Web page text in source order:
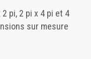
pi, 2 pi x 4 pi et 4
sur mesure